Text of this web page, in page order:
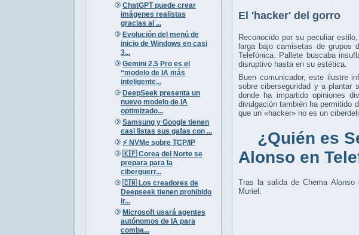
ChatGPT puede crear
imágenes realistas
gracias al ...
Evolución del menú de
inicio de Windows en casi
3...
Gemini 2.5 Pro es el
“modelo de IA más
inteligente...
DeepSeek presenta un
nuevo modelo de IA
optimizado...
Samsung y Google tienen
casi listas sus gafas con ...
⚡️ NVMe sobre TCP/IP
🇰🇵 Corea del Norte se
prepara para la
ciberguerr...
🇨🇳 Los creadores de
Deepseek tienen prohibido
ir...
Microsoft usará agentes
autónomos de IA para
comba...
El 'hacker' del gorro
Reconocido por su peculiar
larga bajo camisetas de grupos
Telefónica. Pallete buscaba
disruptivo hasta en su estética.
Buen comunicador, este ilustre
sobre ciberseguridad y a plantar
donde ha impartido opiniones
divulgación también ha permitido
que un «hacker» no es un
¿Quién es
Alonso en
Tras la salida de Chema
Muriel.